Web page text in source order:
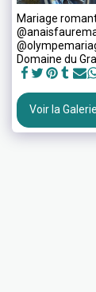
Mariage
Domaine du
Voir la